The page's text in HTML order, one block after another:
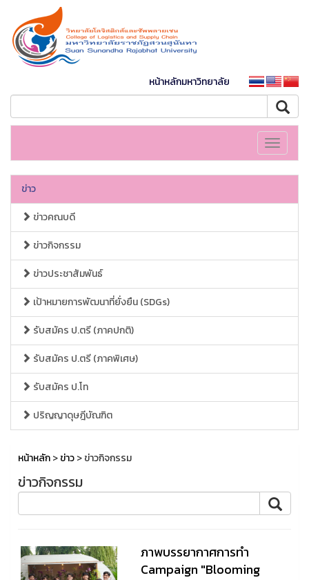
หน้าหลักมหาวิทยาลัย
Toggle
ข่าว
ข่าวคณบดี
ข่าวกิจกรรม
ข่าวประชาสัมพันธ์
เป้าหมายการพัฒนาที่ยั่งยืน (SDGs)
รับสมัคร ป.ตรี (ภาคปกติ)
รับสมัคร ป.ตรี (ภาคพิเศษ)
รับสมัคร ป.โท
ปริญญาดุษฎีบัณฑิต
หน้าหลัก>ข่าว> ข่าวกิจกรรม
ข่าวกิจกรรม
ภาพบรรยากาศการทำ
Campaign "Blooming